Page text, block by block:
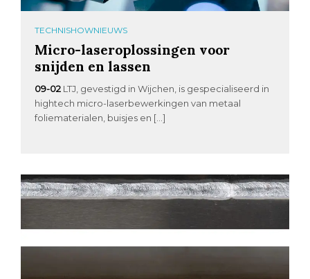
TECHNISHOWNIEUWS
Micro-laseroplossingen voor
snijden en lassen
09-02 LTJ, gevestigd in Wijchen, is gespecialiseerd in
hightech micro-laserbewerkingen van metaal
foliematerialen, buisjes en […]